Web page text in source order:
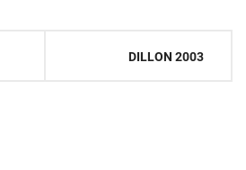
DILLON 2003